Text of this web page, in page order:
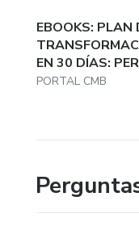
EBOOKS: PLAN
EN 30 DÍAS:
PORTAL CMB